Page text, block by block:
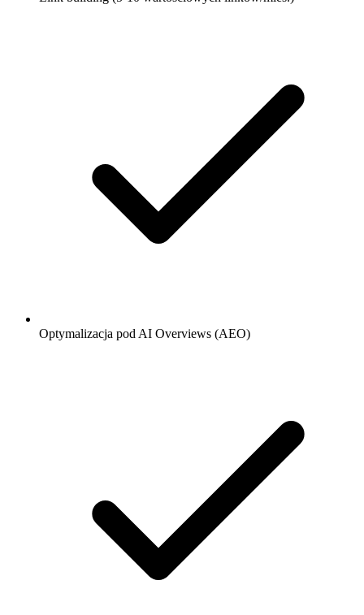
Optymalizacja pod AI Overviews (AEO)